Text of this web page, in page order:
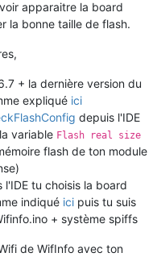
apparaitre la board
la bonne taille de flash.
+ la dernière version du
expliqué ici
depuis l'IDE
variable Flash real size
flash de ton module
tu choisis la board
indiqué ici puis tu suis
+ système spiffs
de WifInfo avec ton